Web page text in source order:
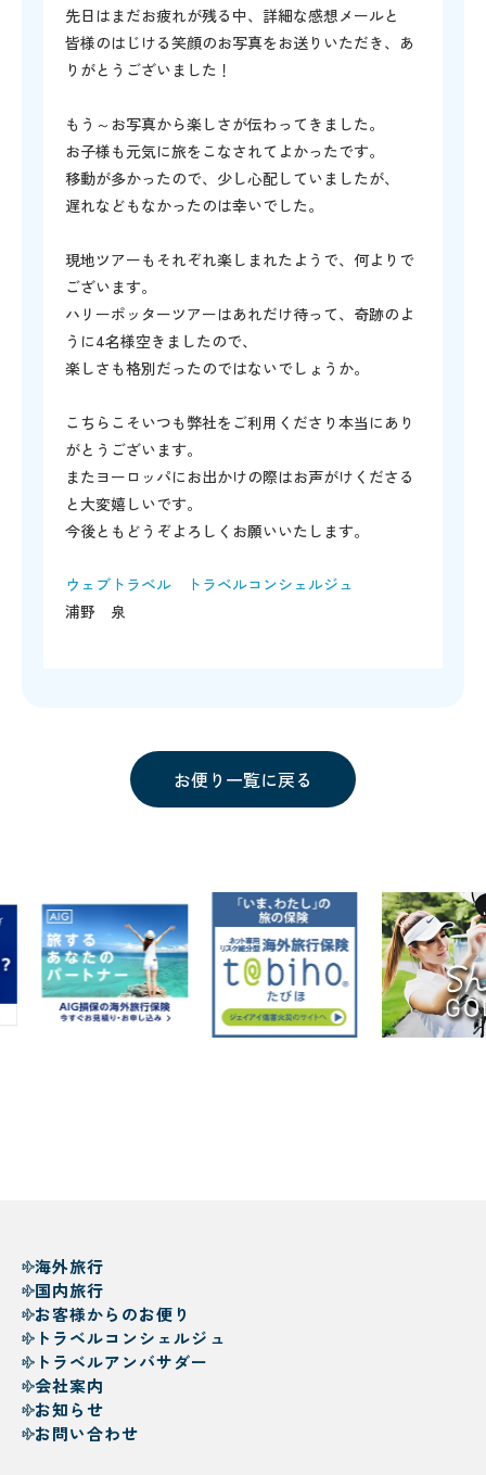
先日はまだお疲れが残る中、詳細な感想メールと
皆様のはじける笑顔のお写真をお送りいただき、あ
りがとうございました！
もう～お写真から楽しさが伝わってきました。
お子様も元気に旅をこなされてよかったです。
移動が多かったので、少し心配していましたが、
遅れなどもなかったのは幸いでした。
現地ツアーもそれぞれ楽しまれたようで、何よりで
ございます。
ハリーポッターツアーはあれだけ待って、奇跡のよ
うに4名様空きましたので、
楽しさも格別だったのではないでしょうか。
こちらこそいつも弊社をご利用くださり本当にあり
がとうございます。
またヨーロッパにお出かけの際はお声がけくださる
と大変嬉しいです。
今後ともどうぞよろしくお願いいたします。
ウェブトラベル トラベルコンシェルジュ
浦野 泉
お便り一覧に戻る
海外旅行
国内旅行
お客様からのお便り
トラベルコンシェルジュ
トラベルアンバサダー
会社案内
お知らせ
お問い合わせ